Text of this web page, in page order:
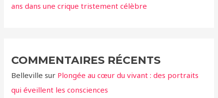
ans dans une crique tristement célèbre
COMMENTAIRES RÉCENTS
Belleville sur Plongée au cœur du vivant : des portraits
qui éveillent les consciences